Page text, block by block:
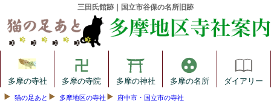
三田氏館跡｜国立市谷保の名所旧跡
多摩の寺社 多摩の寺院 多摩の神社 多摩の名所 ダイアリー
猫の足あと 多摩地区の寺社
府中市・国立市の寺社